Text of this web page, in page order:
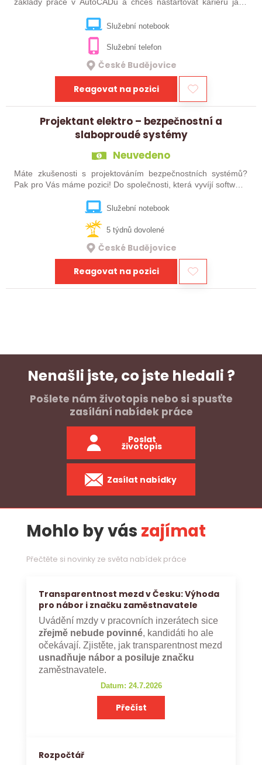
základy práce v AutoCADu a chceš nastartovat kariéru jako
zabývající se vývojem…
Služební notebook
Služební telefon
České Budějovice
Reagovat na pozici
Projektant elektro – bezpečnostní a
slaboproudé systémy
Neuvedeno
Máte zkušenosti s projektováním bezpečnostních systémů?
Pak pro Vás máme pozici! Do společnosti, která vyvíjí software
Služební notebook
5 týdnů dovolené
České Budějovice
Reagovat na pozici
Nenašli jste, co jste hledali ?
Pošlete nám životopis nebo si spusťte
zasílání nabídek práce
Poslat
životopis
Zasílat nabídky
Mohlo by vás zajímat
Přečtěte si novinky ze světa nabídek práce
Transparentnost mezd v Česku: Výhoda
pro nábor i značku zaměstnavatele
Uvádění mzdy v pracovních inzerátech sice
zřejmě nebude povinné, kandidáti ho ale
očekávají. Zjistěte, jak transparentnost mezd
usnadňuje nábor a posiluje značku
zaměstnavatele.
Datum: 24.7.2026
Přečíst
Rozpočtář